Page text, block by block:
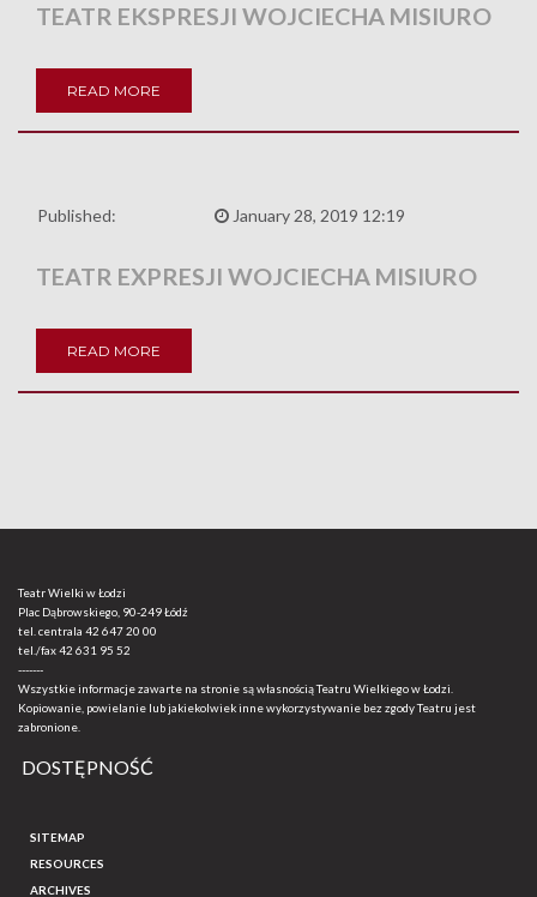
TEATR EKSPRESJI WOJCIECHA MISIURO
READ MORE
Published: January 28, 2019 12:19
TEATR EXPRESJI WOJCIECHA MISIURO
READ MORE
Teatr Wielki w Łodzi
Plac Dąbrowskiego, 90-249 Łódź
tel. centrala 42 647 20 00
tel./fax42 631 95 52
-------
Wszystkie informacje zawarte na stronie są własnością Teatru Wielkiego w Łodzi.
Kopiowanie, powielanie lub jakiekolwiek inne wykorzystywanie bez zgody Teatru jest
zabronione.
DOSTĘPNOŚĆ
SITEMAP
RESOURCES
ARCHIVES